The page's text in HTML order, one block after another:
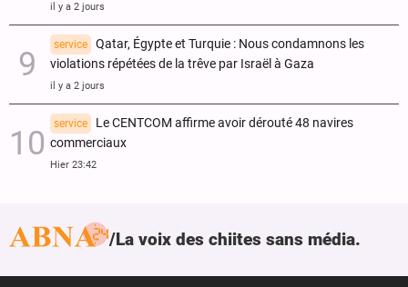
il y a 2 jours
service
Qatar, Égypte et Turquie : Nous condamnons les
violations répétées de la trêve par Israël à Gaza
il y a 2 jours
service
Le CENTCOM affirme avoir dérouté 48 navires
commerciaux
Hier 23:42
La voix des chiites sans média.